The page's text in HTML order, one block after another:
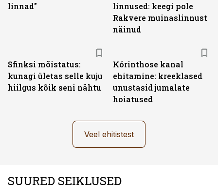
linnad"
linnused: keegi pole
Rakvere muinaslinnust
näinud
Sfinksi mõistatus:
kunagi ületas selle kuju
hiilgus kõik seni nähtu
Kórinthose kanal
ehitamine: kreeklased
unustasid jumalate
hoiatused
Veel ehitistest
SUURED SEIKLUSED